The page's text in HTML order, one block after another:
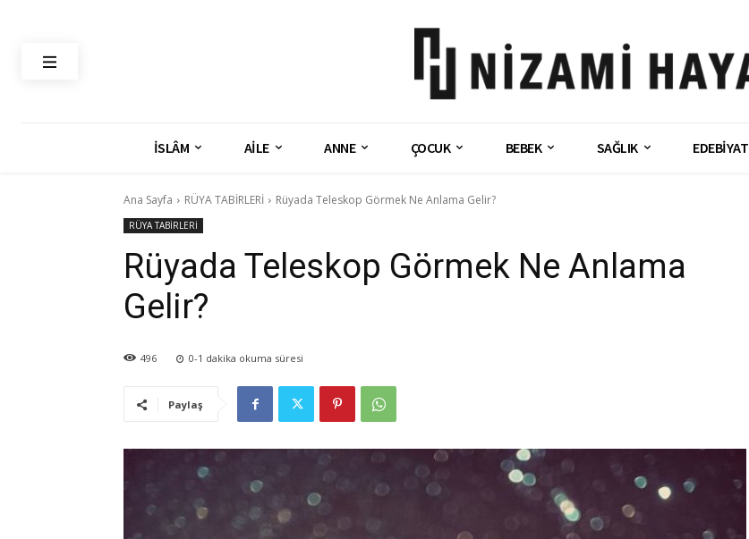
İSLÂM AİLE ANNE ÇOCUK BEBEK SAĞLIK EDEBİYAT
Ana Sayfa RÜYA TABİRLERİ Rüyada Teleskop Görmek Ne Anlama Gelir?
RÜYA TABİRLERİ
Rüyada Teleskop Görmek Ne Anlama
Gelir?
496 0-1 dakika okuma süresi
Paylaş